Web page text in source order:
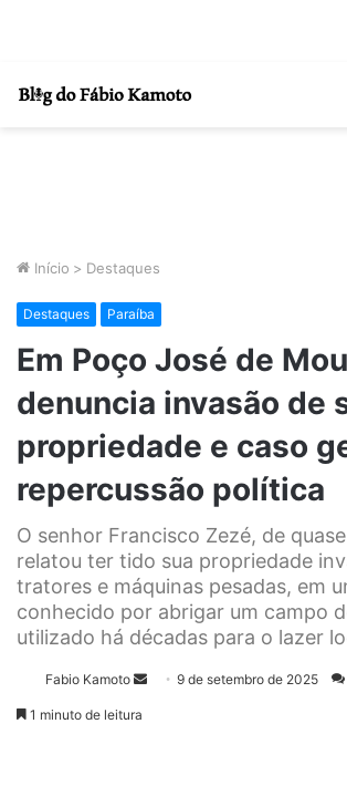
Início > Destaques
Destaques Paraíba
Em Poço José de
denuncia invasão de
propriedade e caso
repercussão política
O senhor Francisco Zezé, de
relatou ter tido sua propriedade
tratores e máquinas pesadas, em
conhecido por abrigar um campo
utilizado há décadas para o lazer
Fabio Kamoto 9 de setembro de 2025
1 minuto de leitura